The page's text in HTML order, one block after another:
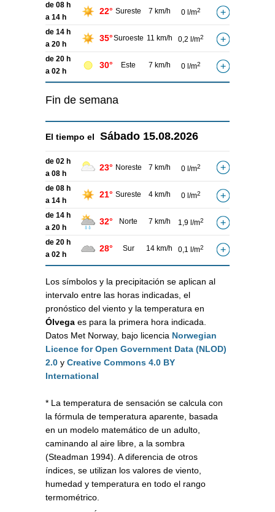
de 08 h
a 14 h
22° Sureste 7 km/h 0 l/m2
de 14 h
a 20 h
35°Suroeste 11 km/h 0,2 l/m2
de 20 h
a 02 h
30° Este 7 km/h 0 l/m2
Fin de semana
El tiempo el Sábado 15.08.2026
de 02 h
a 08 h
23° Noreste 7 km/h 0 l/m2
de 08 h
a 14 h
21° Sureste 4 km/h 0 l/m2
de 14 h
a 20 h
32° Norte 7 km/h 1,9 l/m2
de 20 h
a 02 h
28° Sur 14 km/h 0,1 l/m2
Los símbolos y la precipitación se aplican al
intervalo entre las horas indicadas, el
pronóstico del viento y la temperatura en
Ólvega es para la primera hora indicada.
Datos Met Norway, bajo licencia Norwegian
Licence for Open Government Data (NLOD)
2.0 y Creative Commons 4.0 BY
International
* La temperatura de sensación se calcula con
la fórmula de temperatura aparente, basada
en un modelo matemático de un adulto,
caminando al aire libre, a la sombra
(Steadman 1994). A diferencia de otros
índices, se utilizan los valores de viento,
humedad y temperatura en todo el rango
termométrico.